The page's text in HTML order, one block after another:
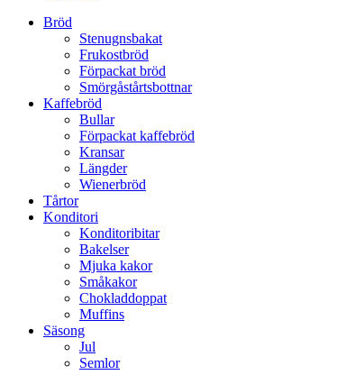
Bröd
Stenugnsbakat
Frukostbröd
Förpackat bröd
Smörgåstårtsbottnar
Kaffebröd
Bullar
Förpackat kaffebröd
Kransar
Längder
Wienerbröd
Tårtor
Konditori
Konditoribitar
Bakelser
Mjuka kakor
Småkakor
Chokladdoppat
Muffins
Säsong
Jul
Semlor